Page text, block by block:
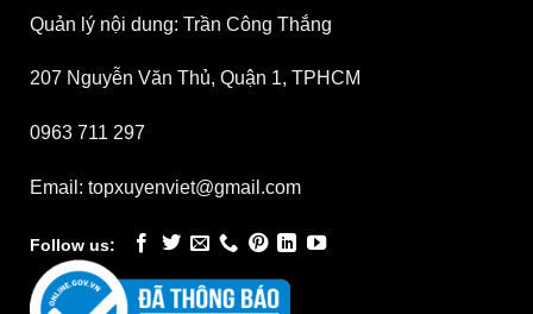
Quản lý nội dung: Trần Công Thắng
207 Nguyễn Văn Thủ, Quận 1, TPHCM
0963 711 297
Email: topxuyenviet@gmail.com
Follow us: